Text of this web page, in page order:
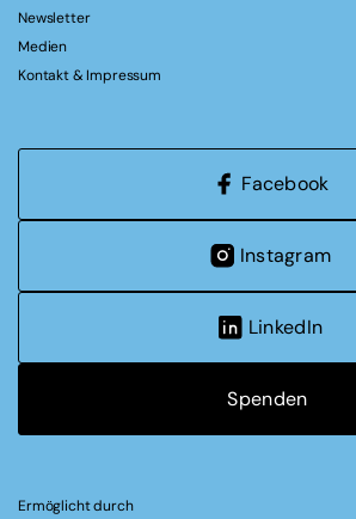
Newsletter
Medien
Kontakt & Impressum
Facebook
Instagram
LinkedIn
Spenden
Ermöglicht durch